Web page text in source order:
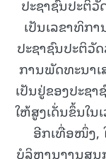
ປະຊາຊົນປະຕິ
ເປັນເລຂາທິກ
ປະຊາຊົນປະຕິວັ
ການພັດທະນາ
ເປັນຢູ່ຂອງປະຊ
ໃຫ້ສູງເດັ່ນຂຶ້ນໃ
ອີກເທື່ອໜຶ່ງ,
ບໍລິຫານງານສູນ